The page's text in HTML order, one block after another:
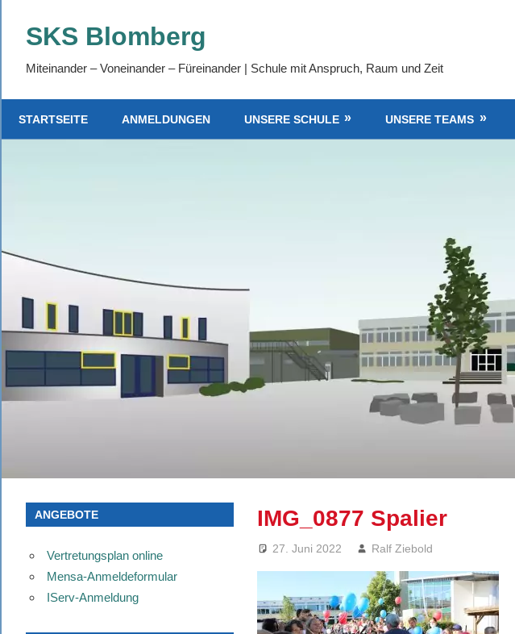
InhaltSKS Blomberg
Miteinander – Voneinander – Füreinander | Schule mit Anspruch, Raum und Zeit
STARTSEITE ANMELDUNGEN UNSERE SCHULE UNSERE TEAMS
IMG_0877 Spalier
27. Juni 2022 Ralf Ziebold
ANGEBOTE
Vertretungsplan online
Mensa-Anmeldeformular
IServ-Anmeldung